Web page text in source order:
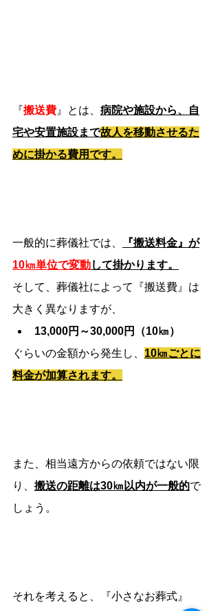
『搬送費 』とは、 病院や施設から、自
宅や安置施設まで故人を移動させるた
めに掛かる費用です。
一般的に葬儀社では、
『搬送料金』が
10㎞単位で変動して掛かります。
そして、葬儀社によって『搬送費』は
大きく異なりますが、
13,000円～30,000円（10㎞）
ぐらいの金額から発生し、 10㎞ごとに
料金が加算されます。
また、相当遠方からの依頼ではない限
り、 搬送の距離は30㎞以内が一般的で
しょう。
それを考えると、『小さなお葬式』